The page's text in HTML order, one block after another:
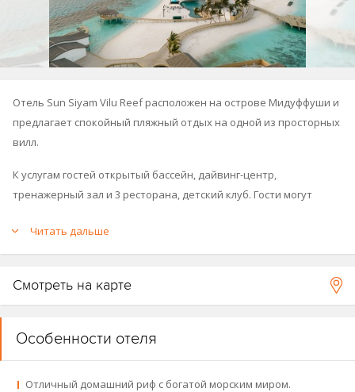
Отель Sun Siyam Vilu Reef расположен на острове Мидуффуши и
предлагает спокойный пляжный отдых на одной из просторных
вилл.
К услугам гостей открытый бассейн, дайвинг-центр,
тренажерный зал и 3 ресторана, детский клуб. Гости могут
и теннис.
Fact Sheet курорта.
Читать дальше
Смотреть на карте
Особенности отеля
Отличный домашний риф с богатой морским миром.